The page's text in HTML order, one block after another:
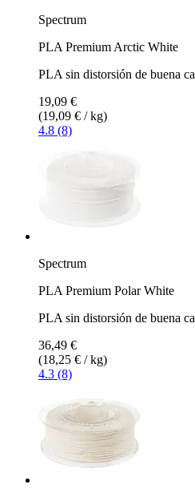
Spectrum
PLA Premium Arctic White
PLA sin distorsión de buena
19,09 €
(19,09 € / kg)
4.8 (8)
Spectrum
PLA Premium Polar White
PLA sin distorsión de buena
36,49 €
(18,25 € / kg)
4.3 (8)